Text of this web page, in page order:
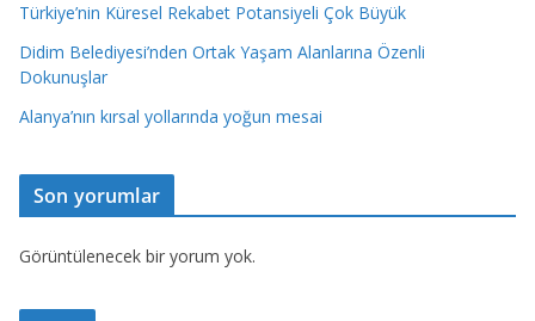
Türkiye’nin Küresel Rekabet Potansiyeli Çok Büyük
Didim Belediyesi’nden Ortak Yaşam Alanlarına Özenli
Dokunuşlar
Alanya’nın kırsal yollarında yoğun mesai
Son yorumlar
Görüntülenecek bir yorum yok.